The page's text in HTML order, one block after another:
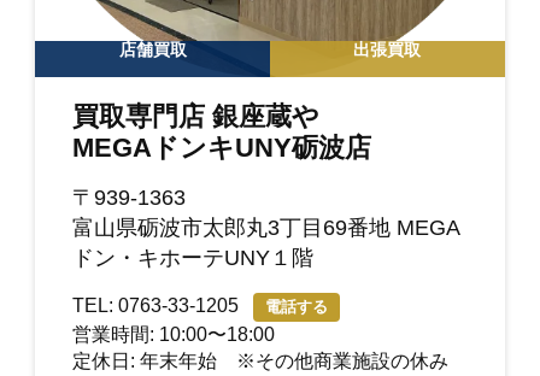
店舗買取 出張買取
買取専門店 銀座蔵や
MEGAドンキUNY砺波店
〒939-1363
富山県砺波市太郎丸3丁目69番地 MEGA
ドン・キホーテUNY１階
TEL: 0763-33-1205 電話する
営業時間: 10:00〜18:00
定休日: 年末年始 ※その他商業施設の休み